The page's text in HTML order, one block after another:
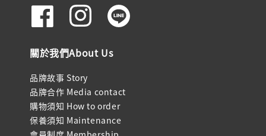
關於我們About Us
品牌故事 Story
品牌合作 Media contact
購物須知 How to order
保養須知 Maintenance